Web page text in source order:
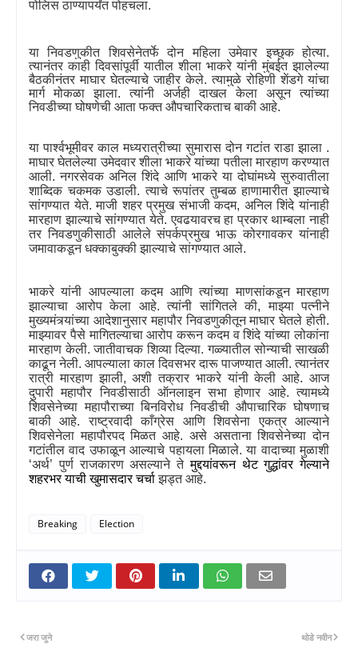
पोलिस ठाण्यापर्यंत पोहचला.
या निवडणुकीत शिवसेनेतर्फे दोन महिला उमेवार इच्छुक होत्या.
त्यानंतर काही दिवसांपूर्वी यातील शीला भाकरे यांनी मुंबईत झालेल्या
बैठकीनंतर माघार घेतल्याचे जाहीर केले. त्यामुळे रोहिणी शेंडगे यांचा
मार्ग मोकळा झाला. त्यांनी अर्जही दाखल केला असून त्यांच्या
निवडीच्या घोषणेची आता फक्त औपचारिकताच बाकी आहे.
या पार्श्वभूमीवर काल मध्यरात्रीच्या सुमारास दोन गटांत राडा झाला .
माघार घेतलेल्या उमेदवार शीला भाकरे यांच्या पतीला मारहाण करण्यात
आली. नगरसेवक अनिल शिंदे आणि भाकरे या दोघांमध्ये सुरुवातीला
शाब्दिक चकमक उडाली. त्याचे रूपांतर तुम्बळ हाणामारीत झाल्याचे
सांगण्यात येते. माजी शहर प्रमुख संभाजी कदम, अनिल शिंदे यांनाही
मारहाण झाल्याचे सांगण्यात येते. एवढयावरच हा प्रकार थाम्बला नाही
तर निवडणुकीसाठी आलेले संपर्कप्रमुख भाऊ कोरगावकर यांनाही
जमावाकडून धक्काबुक्की झाल्याचे सांगण्यात आले.
भाकरे यांनी आपल्याला कदम आणि त्यांच्या माणसांकडून मारहाण
झाल्याचा आरोप केला आहे. त्यांनी सांगितले की,माझ्या पत्नीने
मुख्यमंत्र्यांच्या आदेशानुसार महापौर निवडणुकीतून माघार घेतले होती.
माझ्यावर पैसे मागितल्याचा आरोप करून कदम व शिंदे यांच्या लोकांना
मारहाण केली. जातीवाचक शिव्या दिल्या. गळ्यातील सोन्याची साखळी
काढून नेली. आपल्याला काल दिवसभर दारू पाजण्यात आली. त्यानंतर
रात्री मारहाण झाली,अशी तक्रार भाकरे यांनी केली आहे. आज
दुपारी महापौर निवडीसाठी ऑनलाइन सभा होणार आहे. त्यामध्ये
शिवसेनेच्या महापौराच्या बिनविरोध निवडीची औपाचारिक घोषणाच
बाकी आहे. राष्ट्रवादी काँग्रेस आणि
शिवसेना
एकत्र आल्याने
शिवसेनेला महापौरपद मिळत आहे. असे असताना शिवसेनेच्या दोन
गटांतील वाद उफाळून आल्याचे पहायला मिळाले. या वादाच्या मुळाशी
‘अर्थ’पुर्ण राजकारण असल्याने तेमुद्दयांवरून थेट गुद्धांवर गेल्याने
शहरभर याची खुमासदार चर्चाझड्त आहे.
Breaking Election
थोडे नवीन
जरा जुने